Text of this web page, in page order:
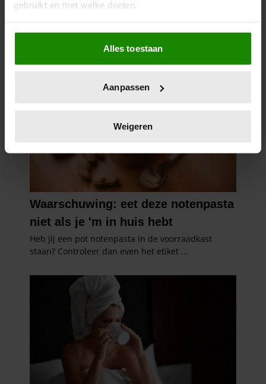
gebruikt en met welke doelen.
Als u het toestaat, willen we ook graag:
Informatie verzamelen over uw geografische
locatie, die tot een paar meter nauwkeurig kan zijn
scannen op specifieke eigenschappen (fingerprinting)
verwerkt en stel uw voorkeuren in het
intrekken in de Cookieverklaring.
We gebruiken cookies om content en advertenties te
personaliseren, om functies voor social media te bieden
en om ons websiteverkeer te analyseren. Ook delen we
informatie over uw gebruik van onze site met onze
partners voor social media, adverteren en analyse. Deze
partners kunnen deze gegevens combineren met andere
verzameld op basis van uw gebruik van hun services. U
gaat akkoord met onze cookies als u onze website blijft
Alles toestaan
Aanpassen
Weigeren